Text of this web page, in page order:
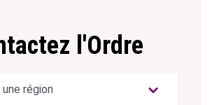
l'Ordre